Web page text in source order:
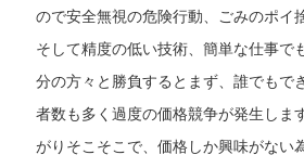
ので安全無視の危険行動、ごみのポイ
そして精度の低い技術、簡単な仕事で
分の方々と勝負するとまず、誰でもで
者数も多く過度の価格競争が発生しま
がりそこそこで、価格しか興味がない